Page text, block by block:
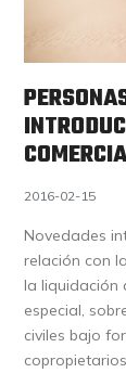
2016-02-15
Novedades
relación con
la liquidación
especial,
civiles bajo